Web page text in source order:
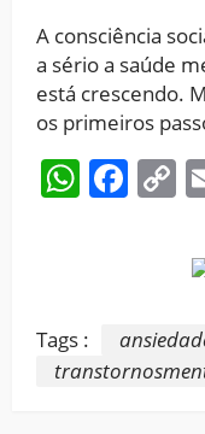
A consciência
a sério a saúde
está crescendo.
os primeiros
Tags :